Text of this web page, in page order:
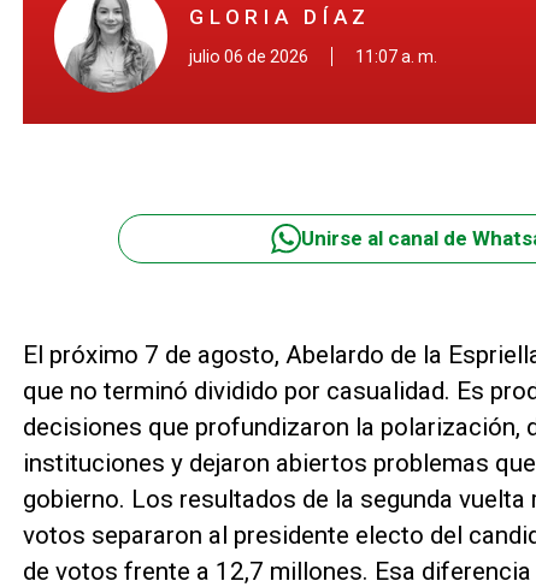
GLORIA DÍAZ
julio 06 de 2026 11:07 a. m.
Unirse al canal de
El próximo 7 de agosto, Abelardo de la
que no terminó dividido por casualidad. Es
decisiones que profundizaron la polarización,
instituciones y dejaron abiertos problemas
gobierno. Los resultados de la segunda
votos separaron al presidente electo del
de votos frente a 12,7 millones. Esa